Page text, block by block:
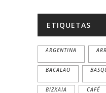
ETIQUETAS
ARGENTINA
BACALAO
BIZKAIA CAFÉ